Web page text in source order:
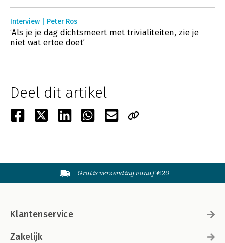
Interview | Peter Ros
‘Als je je dag dichtsmeert met trivialiteiten, zie je
niet wat ertoe doet’
Deel dit artikel
Gratis verzending vanaf €20
Klantenservice
Zakelijk